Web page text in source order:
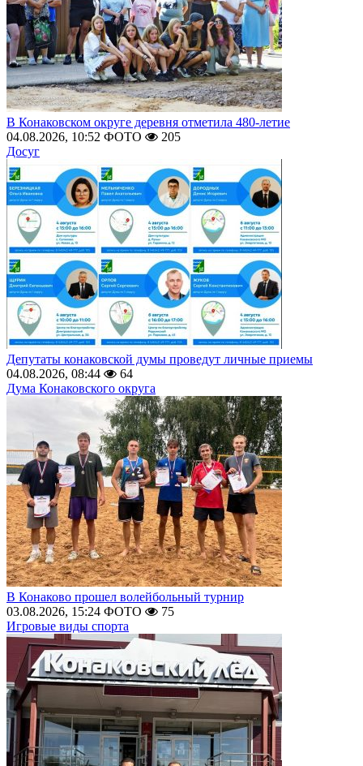
В Конаковском округе деревня отметила 480-летие
04.08.2026, 10:52 ФОТО
205
Досуг
Депутаты конаковской думы проведут личные приемы
04.08.2026, 08:44
64
Дума Конаковского округа
В Конаково прошел волейбольный турнир
03.08.2026, 15:24 ФОТО
75
Игровые виды спорта